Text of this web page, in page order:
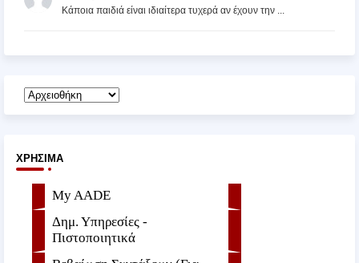
Κάποια παιδιά είναι ιδιαίτερα τυχερά αν έχουν την ...
ΧΡΉΣΙΜΑ
My AADE
Δημ. Υπηρεσίες -
Πιστοποιητικά